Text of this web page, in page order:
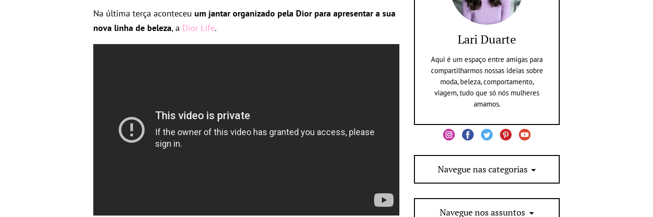
Na última terça aconteceu um jantar organizado pela Dior para apresentar a sua
nova linha de beleza, a Dior Life.
Lari Duarte
Aqui é um espaço entre amigas para
compartilharmos nossas ideias sobre
moda, beleza, comportamento,
viagem, tudo que só nós mulheres
amamos.
Navegue nas categorias
Navegue nos assuntos